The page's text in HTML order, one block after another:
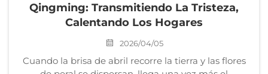
Qingming: Transmitiendo La Tristeza,
Calentando Los Hogares
2026/04/05
Cuando la brisa de abril recorre la tierra y las flores